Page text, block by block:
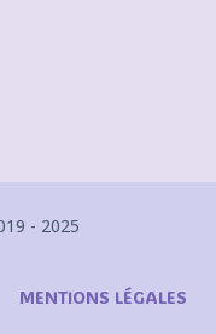
- 2025
MENTIONS LÉGALES